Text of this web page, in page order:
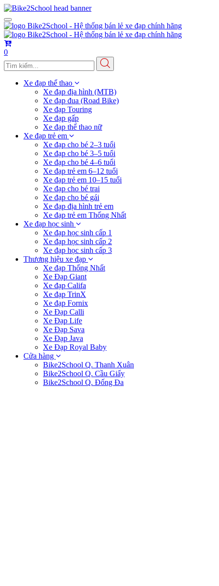
Toggle
navigation
0
Xe đạp thể thao
Xe đạp địa hình (MTB)
Xe đạp đua (Road Bike)
Xe đạp Touring
Xe đạp gấp
Xe đạp thể thao nữ
Xe đạp trẻ em
Xe đạp cho bé 2–3 tuổi
Xe đạp cho bé 3–5 tuổi
Xe đạp cho bé 4–6 tuổi
Xe đạp trẻ em 6–12 tuổi
Xe đạp trẻ em 10–15 tuổi
Xe đạp cho bé trai
Xe đạp cho bé gái
Xe đạp địa hình trẻ em
Xe đạp trẻ em Thống Nhất
Xe đạp học sinh
Xe đạp học sinh cấp 1
Xe đạp học sinh cấp 2
Xe đạp học sinh cấp 3
Thương hiệu xe đạp
Xe đạp Thống Nhất
Xe Đạp Giant
Xe đạp Califa
Xe đạp TrinX
Xe đạp Fornix
Xe Đạp Calli
Xe Đạp Life
Xe Đạp Sava
Xe Đạp Java
Xe Đạp Royal Baby
Cửa hàng
Bike2School Q. Thanh Xuân
Bike2School Q. Cầu Giấy
Bike2School Q. Đống Đa